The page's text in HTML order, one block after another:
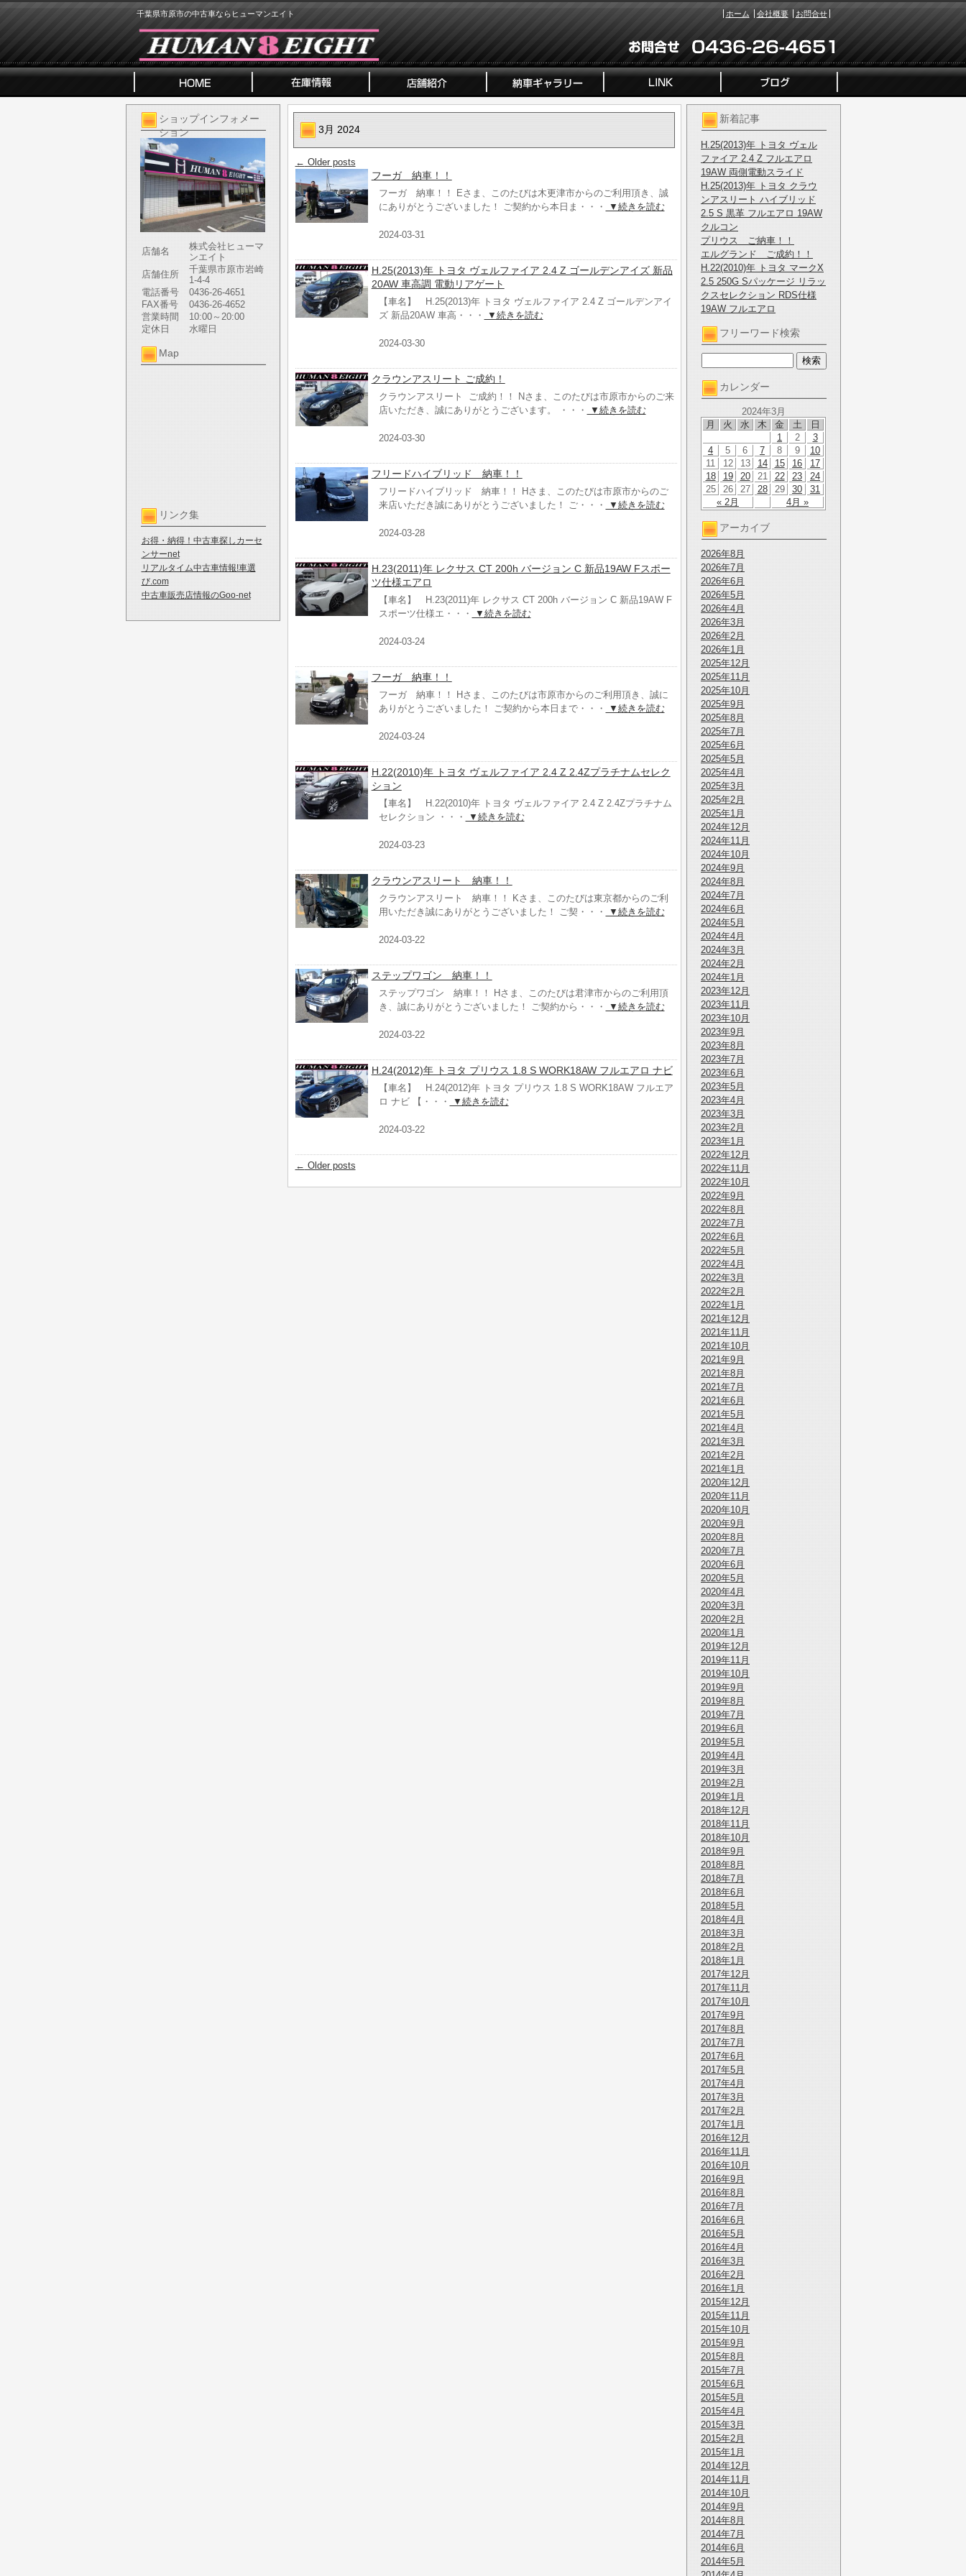
千葉県市原市の中古車ならヒューマンエイト ホーム 会社概要 お問合せ
ショップインフォメー
ション
店舗名
株式会社ヒューマ
ンエイト
店舗住所
千葉県市原市岩崎
1-4-4
電話番号
0436-26-4651
FAX番号
0436-26-4652
営業時間
10:00～20:00
定休日
水曜日
Map
リンク集
お得・納得！中古車探しカーセ
ンサーnet
リアルタイム中古車情報!車選
び.com
中古車販売店情報のGoo-net
新着記事
H.25(2013)年 トヨタ ヴェル
ファイア 2.4 Z フルエアロ
19AW 両側電動スライド
H.25(2013)年 トヨタ クラウ
ンアスリート ハイブリッド
2.5 S 黒革 フルエアロ 19AW
クルコン
プリウス ご納車！！
エルグランド ご成約！！
H.22(2010)年 トヨタ マークX
2.5 250G Sパッケージ リラッ
クスセレクション RDS仕様
19AW フルエアロ
フリーワード検索
カレンダー
2024年3月
月
火 水 木 金 土 日
« 2月 4月 »
1 2
3
4
5 6 7 8 9
10
11
12 13 14 15 16
17
18
19 20 21 22 23
24
25
26 27 28 29 30 31
アーカイブ
2026年8月
2026年7月
2026年6月
2026年5月
2026年4月
2026年3月
2026年2月
2026年1月
2025年12月
2025年11月
2025年10月
2025年9月
2025年8月
2025年7月
2025年6月
2025年5月
2025年4月
2025年3月
2025年2月
2025年1月
2024年12月
2024年11月
2024年10月
2024年9月
2024年8月
2024年7月
2024年6月
2024年5月
2024年4月
2024年3月
2024年2月
2024年1月
2023年12月
2023年11月
2023年10月
2023年9月
2023年8月
2023年7月
2023年6月
2023年5月
2023年4月
2023年3月
2023年2月
2023年1月
2022年12月
2022年11月
2022年10月
2022年9月
2022年8月
2022年7月
2022年6月
2022年5月
2022年4月
2022年3月
2022年2月
2022年1月
2021年12月
2021年11月
2021年10月
2021年9月
2021年8月
2021年7月
2021年6月
2021年5月
2021年4月
2021年3月
2021年2月
2021年1月
2020年12月
2020年11月
2020年10月
2020年9月
2020年8月
2020年7月
2020年6月
2020年5月
2020年4月
2020年3月
2020年2月
2020年1月
2019年12月
2019年11月
2019年10月
2019年9月
2019年8月
2019年7月
2019年6月
2019年5月
2019年4月
2019年3月
2019年2月
2019年1月
2018年12月
2018年11月
2018年10月
2018年9月
2018年8月
2018年7月
2018年6月
2018年5月
2018年4月
2018年3月
2018年2月
2018年1月
2017年12月
2017年11月
2017年10月
2017年9月
2017年8月
2017年7月
2017年6月
2017年5月
2017年4月
2017年3月
2017年2月
2017年1月
2016年12月
2016年11月
2016年10月
2016年9月
2016年8月
2016年7月
2016年6月
2016年5月
2016年4月
2016年3月
2016年2月
2016年1月
2015年12月
2015年11月
2015年10月
2015年9月
2015年8月
2015年7月
2015年6月
2015年5月
2015年4月
2015年3月
2015年2月
2015年1月
2014年12月
2014年11月
2014年10月
2014年9月
2014年8月
2014年7月
2014年6月
2014年5月
3月 2024
← Older posts
フーガ 納車！！
フーガ 納車！！ Eさま、このたびは木更津市からのご利用頂き、誠
にありがとうございました！ ご契約から本日ま・・・
▼続きを読む
2024-03-31
H.25(2013)年 トヨタ ヴェルファイア 2.4 Z ゴールデンアイズ 新品
20AW 車高調 電動リアゲート
【車名】 H.25(2013)年 トヨタ ヴェルファイア 2.4 Z ゴールデンアイ
ズ 新品20AW 車高・・・
▼続きを読む
2024-03-30
クラウンアスリート ご成約！
クラウンアスリート ご成約！！ Nさま、このたびは市原市からのご来
店いただき、誠にありがとうございます。 ・・・
▼続きを読む
2024-03-30
フリードハイブリッド 納車！！
フリードハイブリッド 納車！！ Hさま、このたびは市原市からのご
来店いただき誠にありがとうございました！ ご・・・
▼続きを読む
2024-03-28
H.23(2011)年 レクサス CT 200h バージョン C 新品19AW Fスポー
ツ仕様エアロ
【車名】 H.23(2011)年 レクサス CT 200h バージョン C 新品19AW F
スポーツ仕様エ・・・
▼続きを読む
2024-03-24
フーガ 納車！！
フーガ 納車！！ Hさま、このたびは市原市からのご利用頂き、誠に
ありがとうございました！ ご契約から本日まで・・・
▼続きを読む
2024-03-24
H.22(2010)年 トヨタ ヴェルファイア 2.4 Z 2.4Zプラチナムセレク
ション
【車名】 H.22(2010)年 トヨタ ヴェルファイア 2.4 Z 2.4Zプラチナム
セレクション ・・・
▼続きを読む
2024-03-23
クラウンアスリート 納車！！
クラウンアスリート 納車！！ Kさま、このたびは東京都からのご利
用いただき誠にありがとうございました！ ご契・・・
▼続きを読む
2024-03-22
ステップワゴン 納車！！
ステップワゴン 納車！！ Hさま、このたびは君津市からのご利用頂
き、誠にありがとうございました！ ご契約から・・・
▼続きを読む
2024-03-22
H.24(2012)年 トヨタ プリウス 1.8 S WORK18AW フルエアロ ナビ
【車名】 H.24(2012)年 トヨタ プリウス 1.8 S WORK18AW フルエア
ロ ナビ 【・・・
▼続きを読む
2024-03-22
← Older posts